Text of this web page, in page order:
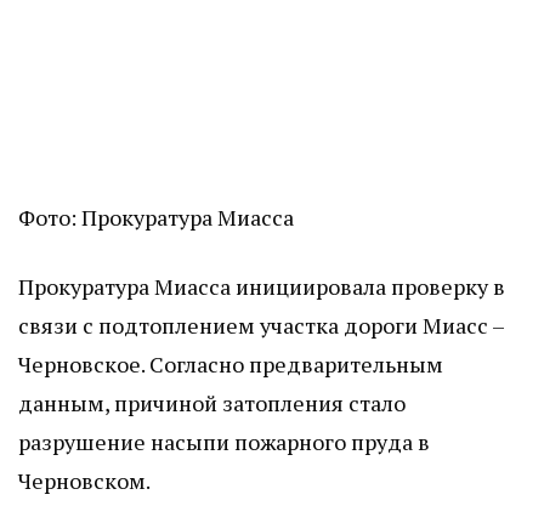
Фото: Прокуратура Миасса
Прокуратура Миасса инициировала проверку в
связи с подтоплением участка дороги Миасс –
Черновское. Согласно предварительным
данным, причиной затопления стало
разрушение насыпи пожарного пруда в
Черновском.